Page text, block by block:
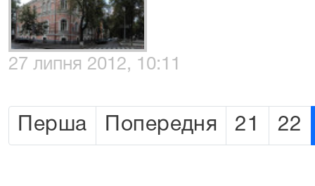
27 липня 2012, 10:11
Перша Попередня 21 22